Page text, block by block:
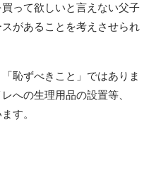
って欲しいと言えない父子
があることを考えさせられ
恥ずべきこと」ではありま
への生理用品の設置等、
す。